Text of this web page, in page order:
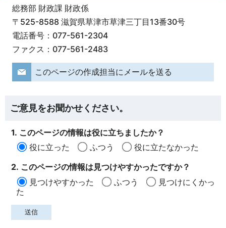
総務部 財政課 財政係
〒525-8588 滋賀県草津市草津三丁目13番30号
電話番号：077-561-2304
ファクス：077-561-2483
このページの作成担当にメールを送る
ご意見をお聞かせください。
1. このページの情報は役に立ちましたか？
役に立った
ふつう
役に立たなかった
2. このページの情報は見つけやすかったですか？
見つけやすかった
ふつう
見つけにくかっ
た